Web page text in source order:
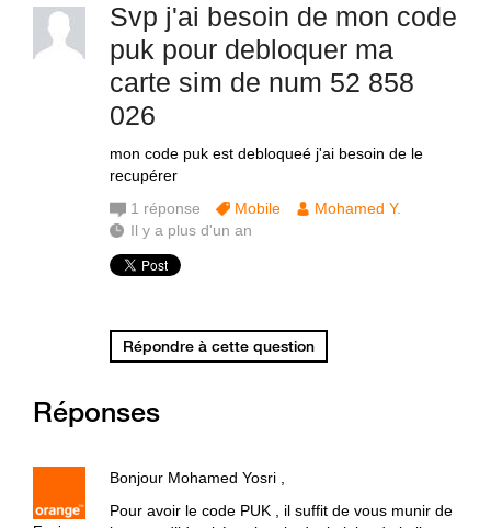
Svp j'ai besoin de mon code
puk pour debloquer ma
carte sim de num 52 858
026
mon code puk est debloqueé j'ai besoin de le
recupérer
1 réponse Mobile
Mohamed Y.
Il y a plus d'un an
Répondre à cette question
Réponses
Bonjour Mohamed Yosri ,
Pour avoir le code PUK , il suffit de vous munir de